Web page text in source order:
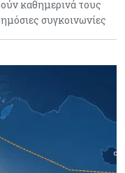
καθημερινά τους
συγκοινωνίες